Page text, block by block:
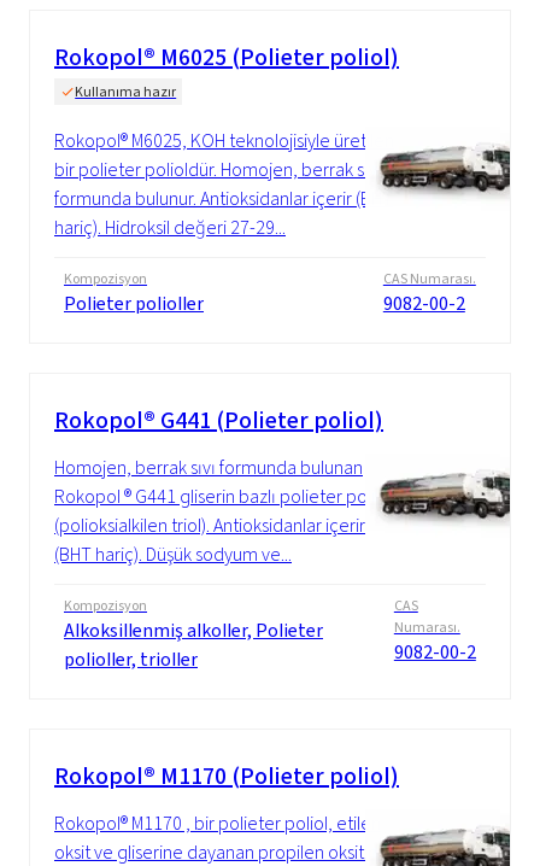
Rokopol® M6025 (Polieter poliol)
Kullanıma hazır
Rokopol® M6025, KOH teknolojisiyle üretilen
bir polieter polioldür. Homojen, berrak sıvı
formunda bulunur. Antioksidanlar içerir (BHT
hariç). Hidroksil değeri 27-29...
Kompozisyon
Polieter polioller
CAS Numarası.
9082-00-2
Rokopol® G441 (Polieter poliol)
Homojen, berrak sıvı formunda bulunan
Rokopol ® G441 gliserin bazlı polieter poliol
(polioksialkilen triol). Antioksidanlar içerir
(BHT hariç). Düşük sodyum ve...
Kompozisyon
Alkoksillenmiş alkoller, Polieter
polioller, trioller
CAS
Numarası.
9082-00-2
Rokopol® M1170 (Polieter poliol)
Rokopol® M1170 , bir polieter poliol, etilen
oksit ve gliserine dayanan propilen oksitin